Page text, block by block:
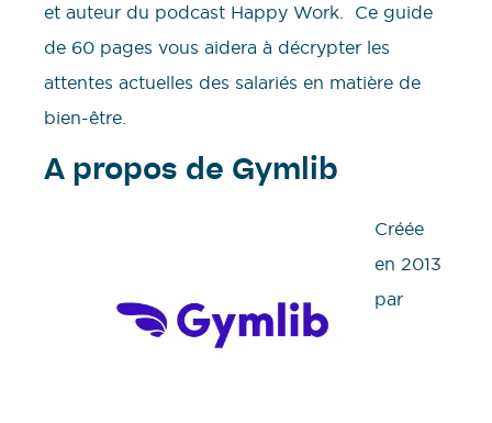
et auteur du podcast Happy Work. Ce guide
de 60 pages vous aidera à décrypter les
attentes actuelles des salariés en matière de
bien-être.
A propos de Gymlib
Créée
en 2013
par